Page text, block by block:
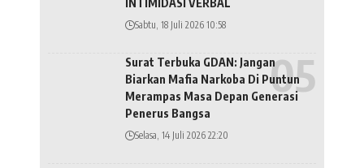
INTIMIDASI VERBAL
Sabtu, 18 Juli 2026 10:58
Surat Terbuka GDAN: Jangan
Biarkan Mafia Narkoba Di Puntun
Merampas Masa Depan Generasi
Penerus Bangsa
Selasa, 14 Juli 2026 22:20